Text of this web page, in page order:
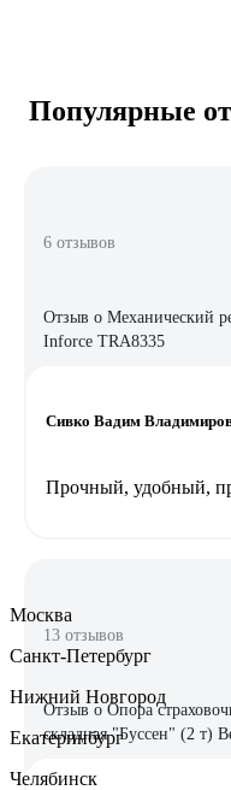
Популярные
6 отзывов
Отзыв о Механический
Inforce TRA8335
Сивко Вадим
Прочный, удобный,
13 отзывов
Отзыв о Опора
складная "Буссен" (2 т)
Москва
Санкт-Петербург
Нижний Новгород
Екатеринбург
Челябинск